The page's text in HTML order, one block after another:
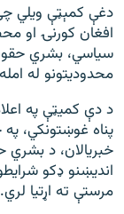
دغې کمېټې ویلي
افغان کورنۍ او
سیاسي، بشري
محدودیتونو له
د دې کمیټې په
پناه غوښتونکي،
خبریالان، د
اندیښنو ډکو
مرستې ته اړتیا لري.